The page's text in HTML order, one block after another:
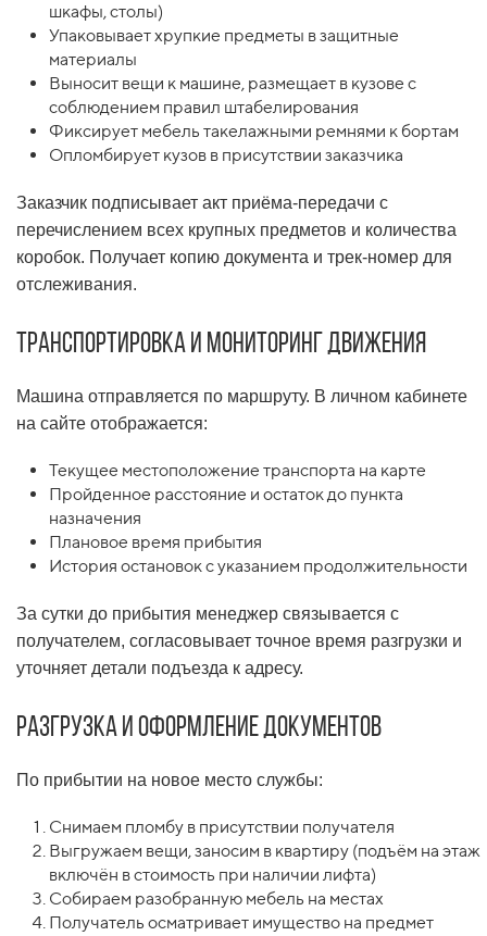
шкафы, столы)
Упаковывает хрупкие предметы в защитные
материалы
Выносит вещи к машине, размещает в кузове с
соблюдением правил штабелирования
Фиксирует мебель такелажными ремнями к бортам
Опломбирует кузов в присутствии заказчика
Заказчик подписывает акт приёма-передачи с
перечислением всех крупных предметов и количества
коробок. Получает копию документа и трек-номер для
отслеживания.
Транспортировка и мониторинг движения
Машина отправляется по маршруту. В личном кабинете
на сайте отображается:
Текущее местоположение транспорта на карте
Пройденное расстояние и остаток до пункта
назначения
Плановое время прибытия
История остановок с указанием продолжительности
За сутки до прибытия менеджер связывается с
получателем, согласовывает точное время разгрузки и
уточняет детали подъезда к адресу.
Разгрузка и оформление документов
По прибытии на новое место службы:
Снимаем пломбу в присутствии получателя
Выгружаем вещи, заносим в квартиру (подъём на этаж
включён в стоимость при наличии лифта)
Собираем разобранную мебель на местах
Получатель осматривает имущество на предмет